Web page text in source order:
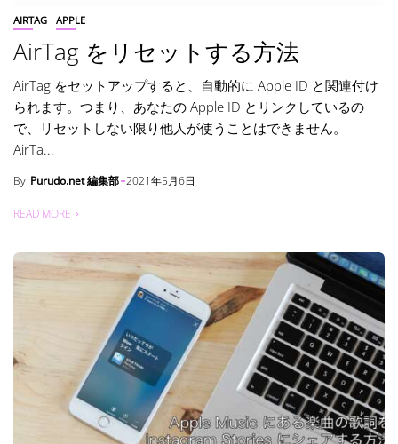
AIRTAG APPLE
AirTag をリセットする方法
AirTag をセットアップすると、自動的に Apple ID と関連付け
られます。つまり、あなたの Apple ID とリンクしているの
で、リセットしない限り他人が使うことはできません。
AirTa...
By Purudo.net 編集部 2021年5月6日
READ MORE